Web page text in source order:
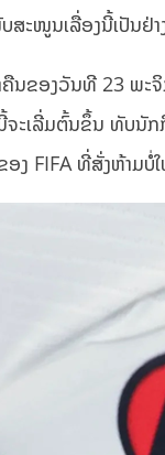
ສະໜູນເລື່ອງນີ້ເປັນຢ່າ
ນຂອງວັນທີ 23 ພະ
ະເລີ່ມຕົ້ນຂຶ້ນ ທັບນັກ
ອງ FIFA ທີ່ສັ່ງຫ້າມ